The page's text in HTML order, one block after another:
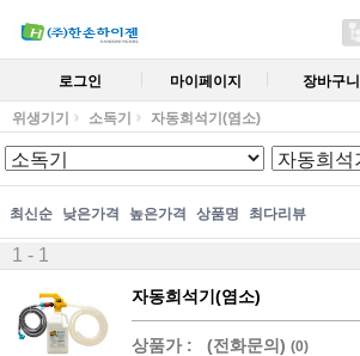
로그인 마이페이지 장바구니
위생기기 소독기 자동희석기(염소)
최신순 낮은가격 높은가격 상품명 최다리뷰
1 - 1
자동희석기(염소)
상품가 : (전화문의) (0)